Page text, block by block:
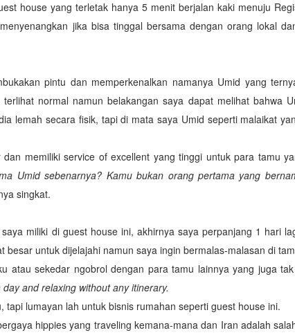
house yang terletak hanya 5 menit berjalan kaki menuju
jika bisa tinggal bersama dengan orang lokal
pintu dan memperkenalkan namanya Umid yang
normal namun belakangan saya dapat melihat bahwa
lemah secara fisik, tapi di mata saya Umid seperti malaikat
memiliki service of excellent yang tinggi untuk para tamu
Umid sebenarnya? Kamu bukan orang pertama yang
singkat.
miliki di guest house ini, akhirnya saya perpanjang 1 hari
besar untuk dijelajahi namun saya ingin bermalas-malasan di
atau sekedar ngobrol dengan para tamu lainnya yang juga
and relaxing without any itinerary.
tapi lumayan lah untuk bisnis rumahan seperti guest house ini.
hippies yang traveling kemana-mana dan Iran adalah